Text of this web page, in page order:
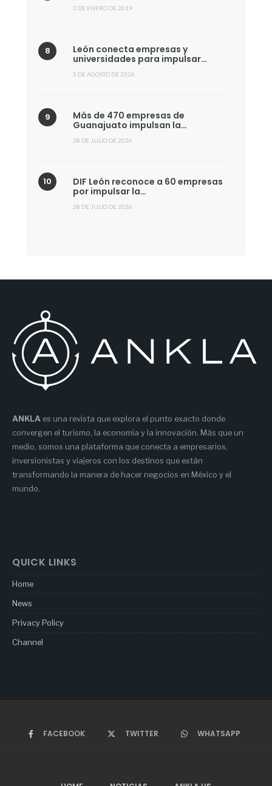
3 DE ENERO DE 2019
León conecta empresas y
universidades para impulsar…
5 DE AGOSTO DE 2026
Más de 470 empresas de
Guanajuato impulsan la…
28 DE JULIO DE 2026
DIF León reconoce a 60 empresas
por impulsar la…
28 DE JULIO DE 2026
ANKLA es una revista que explora el punto exacto donde
convergen el turismo, la economía y la innovación. Más que un
medio, somos una plataforma que conecta a empresarios,
inversionistas y viajeros con los destinos que están
transformando la manera de hacer negocios en México y el
mundo.
QUICK LINKS
Home
News
Privacy Policy
Channel
FACEBOOK TWITTER WHATSAPP